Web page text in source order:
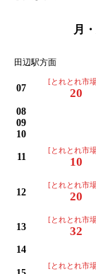
月
田辺駅方面
07
[とれとれ市
20
08
09
10
11
[とれとれ市
10
12
[とれとれ市
20
13
[とれとれ市
32
14
[とれとれ市